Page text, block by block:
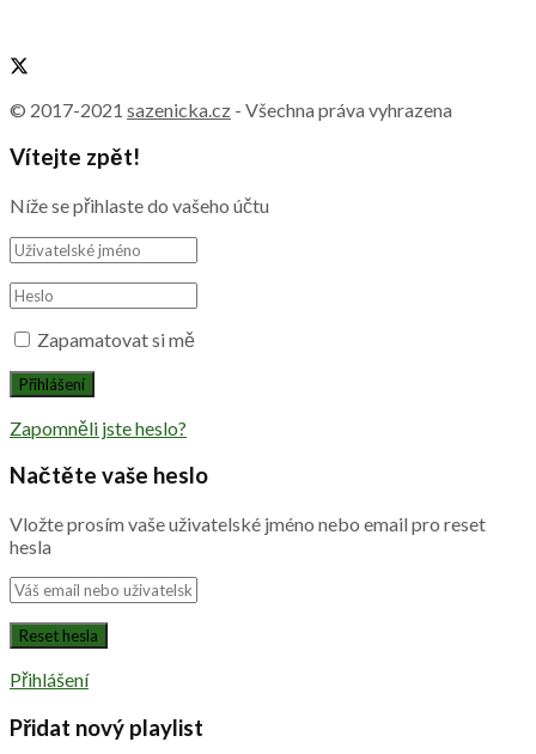
© 2017-2021 sazenicka.cz - Všechna práva vyhrazena
Vítejte zpět!
Níže se přihlaste do vašeho účtu
Zapamatovat si mě
Zapomněli jste heslo?
Načtěte vaše heslo
Vložte prosím vaše uživatelské jméno nebo email pro reset
hesla
Přihlášení
Přidat nový playlist